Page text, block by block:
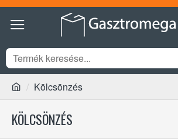
Kölcsönzés
KÖLCSÖNZÉS